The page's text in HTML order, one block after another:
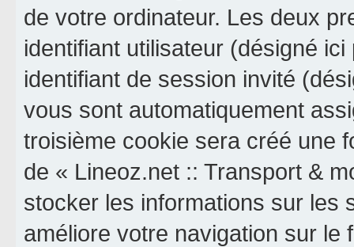
de votre ordinateur. Les deux
identifiant utilisateur (désigné
identifiant de session invité
vous sont automatiquement
troisième cookie sera créé une
de « Lineoz.net :: Transport &
stocker les informations sur les
améliore votre navigation sur le